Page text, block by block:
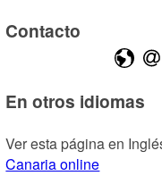
Contacto
En otros idiomas
Ver esta página en
Canaria online